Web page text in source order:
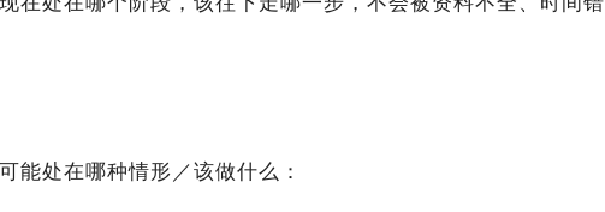
能处在哪种情形／该做什么：